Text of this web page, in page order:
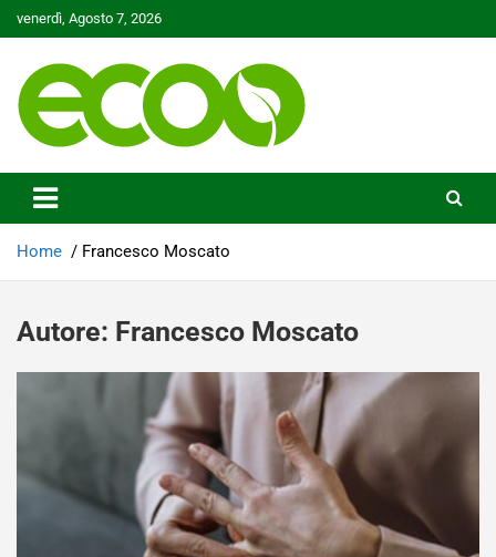
to
venerdì, Agosto 7, 2026
Ecoo.it
Home Francesco Moscato
Autore: Francesco Moscato